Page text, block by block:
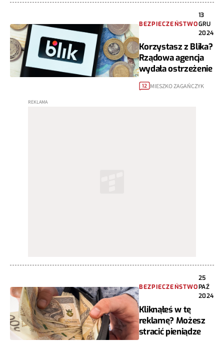
BEZPIECZEŃSTWO
13
GRU
2024
Korzystasz z Blika?
Rządowa agencja
wydała ostrzeżenie
12 MIESZKO ZAGAŃCZYK
BEZPIECZEŃSTWO
25
PAŹ
2024
Kliknąłeś w tę
reklamę? Możesz
stracić pieniądze